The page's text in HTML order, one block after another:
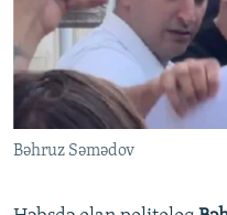
Bəhruz Səmədov